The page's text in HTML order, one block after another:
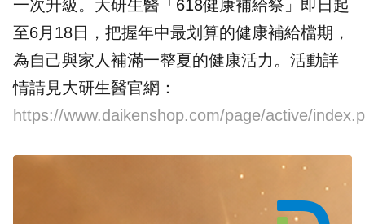
一次升級。大研生醫「618健康補給祭」即日起
至6月18日，把握年中最划算的健康補給檔期，
為自己與家人補滿一整夏的健康活力。活動詳
情請見大研生醫官網：
https://www.daikenshop.com/page/active/